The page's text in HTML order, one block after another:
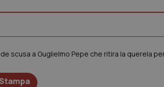
scusa a Guglielmo Pepe che ritira la querela